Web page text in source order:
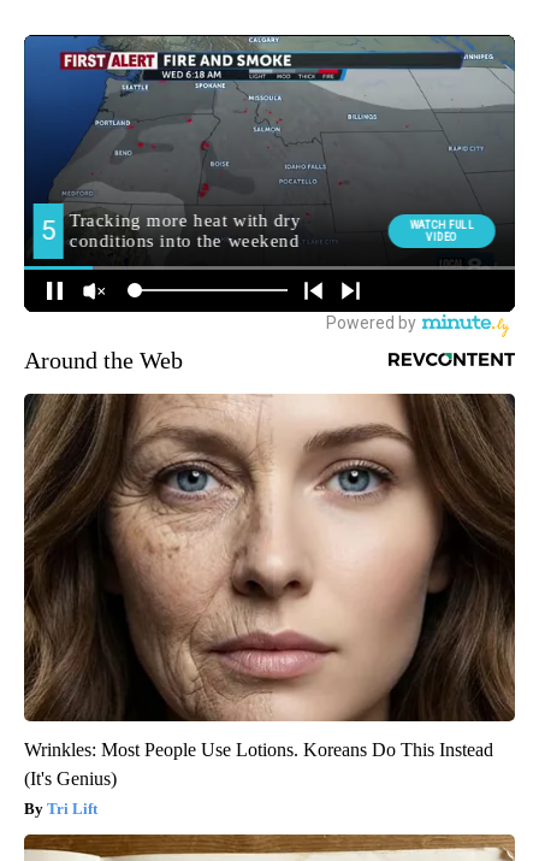
Around the Web
Wrinkles: Most People Use Lotions. Koreans Do This Instead
(It's Genius)
Tri Lift